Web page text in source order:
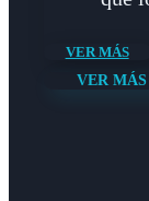
VER MÁS
VER MÁS